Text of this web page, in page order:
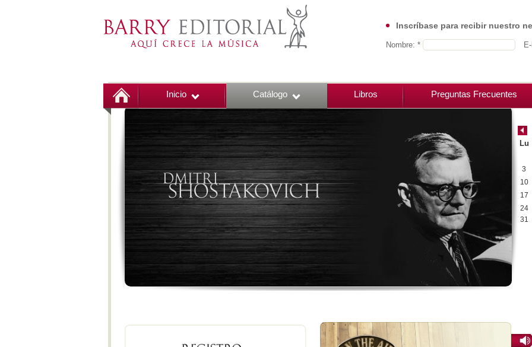
Inscríbase para recibir nuestro
Nombre: *
Inicio Catálogo Libros Preguntas Frecuentes
00:00
Lu
3
10
17
24
31